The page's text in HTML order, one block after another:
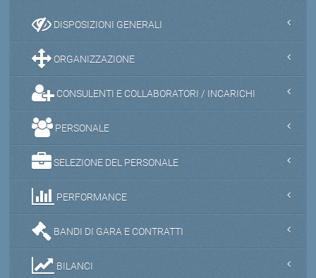
DISPOSIZIONI GENERALI
ORGANIZZAZIONE
CONSULENTI E COLLABORATORI / INCARICHI
PERSONALE
SELEZIONE DEL PERSONALE
PERFORMANCE
BANDI DI GARA E CONTRATTI
BILANCI